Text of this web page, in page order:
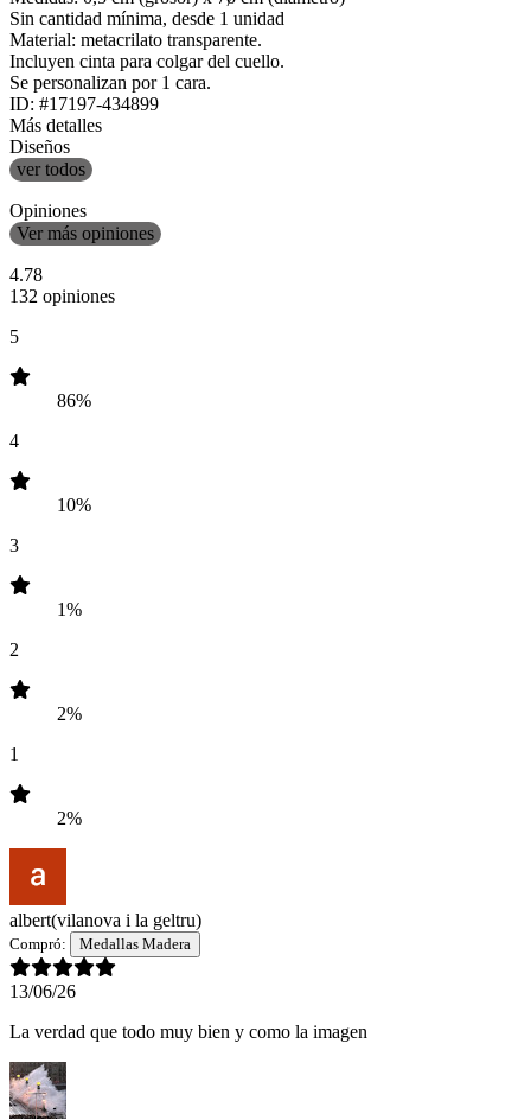
Sin cantidad mínima, desde 1 unidad
Material: metacrilato transparente.
Incluyen cinta para colgar del cuello.
Se personalizan por 1 cara.
ID: #17197-434899
Más detalles
Diseños
ver todos
Opiniones
Ver más opiniones
4.78
132 opiniones
5
86%
4
10%
3
1%
2
2%
1
2%
albert(vilanova i la geltru)
Compró: Medallas Madera
13/06/26
La verdad que todo muy bien y como la imagen